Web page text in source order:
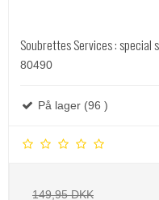
Soubrettes Services : special
80490
På lager (96 )
149,95 DKK